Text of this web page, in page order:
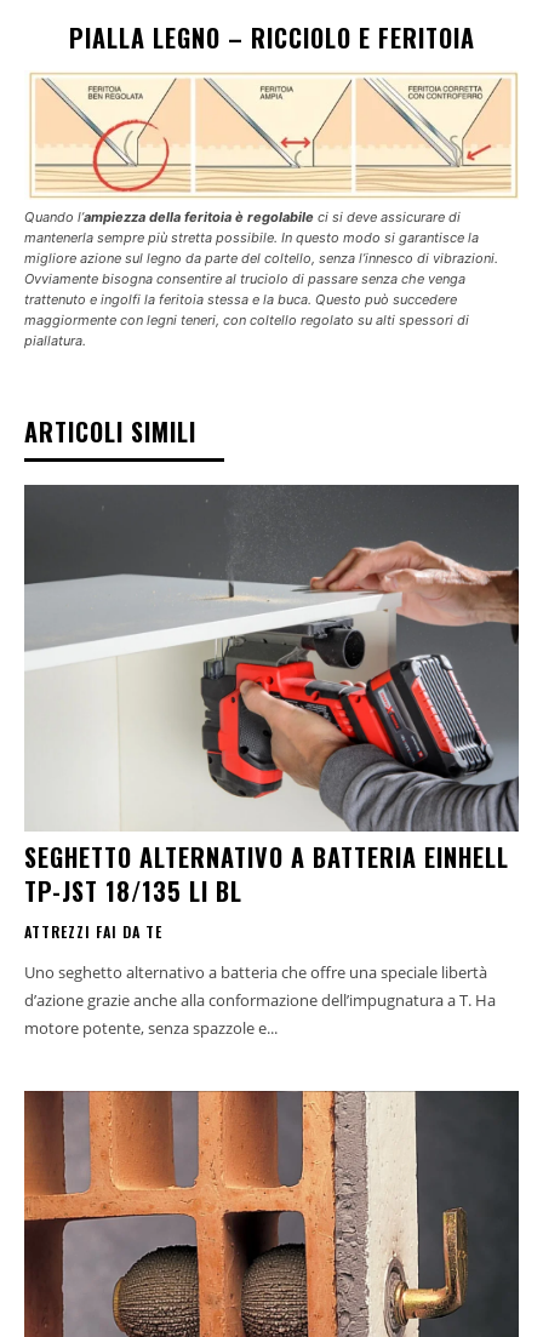
PIALLA LEGNO – RICCIOLO E FERITOIA
Quando l’ampiezza della feritoia è regolabile ci si deve assicurare di
mantenerla sempre più stretta possibile. In questo modo si garantisce la
migliore azione sul legno da parte del coltello, senza l’innesco di vibrazioni.
Ovviamente bisogna consentire al truciolo di passare senza che venga
trattenuto e ingolfi la feritoia stessa e la buca. Questo può succedere
maggiormente con legni teneri, con coltello regolato su alti spessori di
piallatura.
ARTICOLI SIMILI
SEGHETTO ALTERNATIVO A BATTERIA EINHELL
TP-JST 18/135 LI BL
ATTREZZI FAI DA TE
Uno seghetto alternativo a batteria che offre una speciale libertà
d’azione grazie anche alla conformazione dell’impugnatura a T. Ha
motore potente, senza spazzole e...